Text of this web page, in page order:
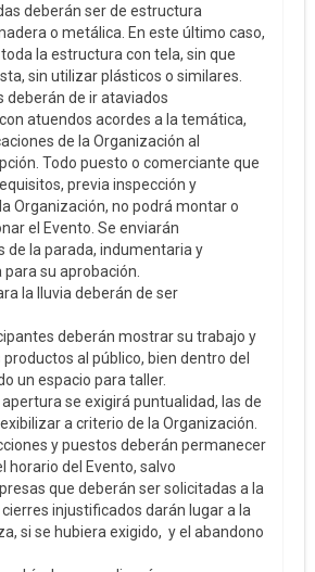
deberán ser de estructura
o metálica. En este último caso,
la estructura con tela, sin que
sin utilizar plásticos o similares.
deberán de ir ataviados
atuendos acordes a la temática,
de la Organización al
Todo puesto o comerciante que
previa inspección y
Organización, no podrá montar o
el Evento. Se enviarán
la parada, indumentaria y
su aprobación.
la lluvia deberán de ser
deberán mostrar su trabajo y
al público, bien dentro del
un espacio para taller.
se exigirá puntualidad, las de
a criterio de la Organización.
y puestos deberán permanecer
horario del Evento, salvo
que deberán ser solicitadas a la
injustificados darán lugar a la
si se hubiera exigido, y el abandono